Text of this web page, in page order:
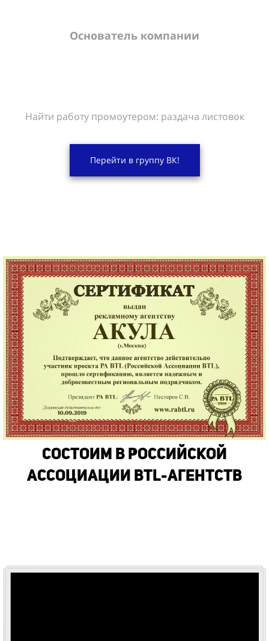
Основатель компании
Найти работу промоутером: раздача листовок
Перейти в группу ВК!
Состоим в Российской
Ассоциации BTL-Агентств